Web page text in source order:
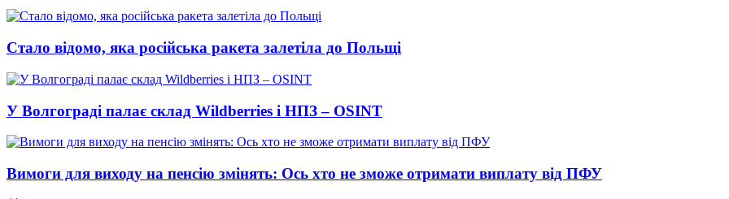
Стало відомо, яка російська ракета залетіла до Польщі
У Волгограді палає склад Wildberries і НПЗ – OSINT
Вимоги для виходу на пенсію змінять: Ось хто не зможе отримати виплату від ПФУ